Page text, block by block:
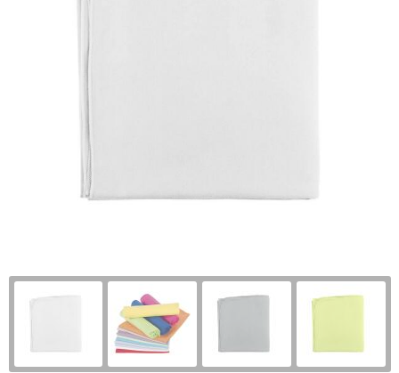
Bloemen en planten
Horeca